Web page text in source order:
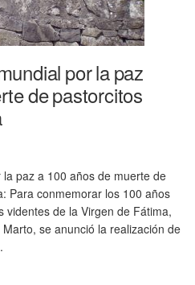
por la paz
de pastorcitos
paz a 100 años de muerte de
Para conmemorar los 100 años
videntes de la Virgen de Fátima,
se anunció la realización de